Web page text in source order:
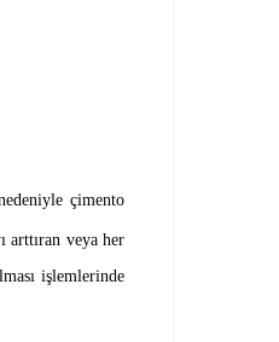
çimento
arttıran veya her
işlemlerinde